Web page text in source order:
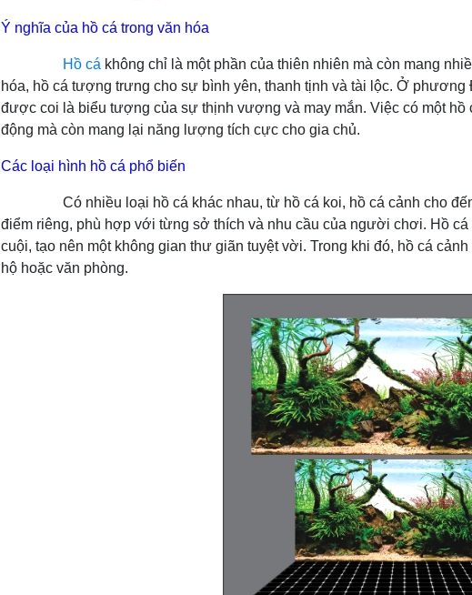
Ý nghĩa của hồ cá trong văn hóa
Hồ cá không chỉ là một phần của thiên nhiên mà còn mang
hóa, hồ cá tượng trưng cho sự bình yên, thanh tịnh và tài lộc. Ở
được coi là biểu tượng của sự thịnh vượng và may mắn. Việc có một hồ
động mà còn mang lại năng lượng tích cực cho gia chủ.
Các loại hình hồ cá phổ biến
Có nhiều loại hồ cá khác nhau, từ hồ cá koi, hồ cá cảnh cho đến
điểm riêng, phù hợp với từng sở thích và nhu cầu của người chơi. Hồ
cuội, tạo nên một không gian thư giãn tuyệt vời. Trong khi đó, hồ cá
hộ hoặc văn phòng.